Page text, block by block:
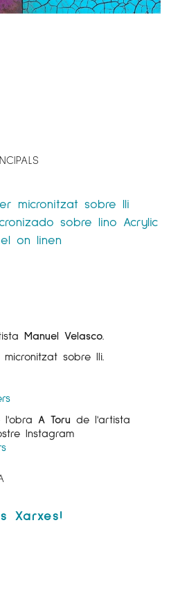
micronitzat sobre lli
sobre lino Acrylic
on linen
Manuel Velasco.
sobre lli.
l'obra A Toru de l'artista
Instagram